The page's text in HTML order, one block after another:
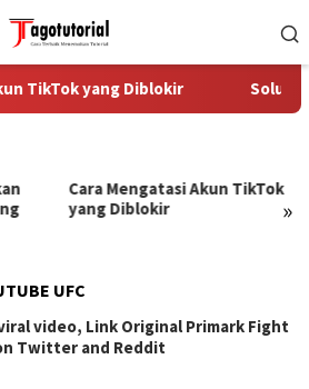
TikTok yang Diblokir Solusi
»
Cara Mengatasi Akun TikTok
yang Diblokir
UFC
video, Link Original Primark Fight
Twitter and Reddit